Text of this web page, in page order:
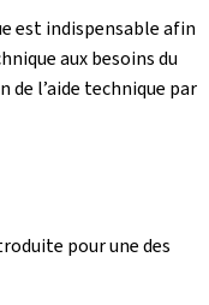
est indispensable afin
aux besoins du
de l’aide technique par
pour une des